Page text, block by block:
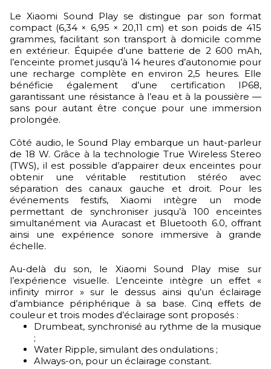
Le Xiaomi Sound Play se distingue par son format
compact (6,34 × 6,95 × 20,11 cm) et son poids de 415
grammes, facilitant son transport à domicile comme
en extérieur. Équipée d’une batterie de 2 600 mAh,
l’enceinte promet jusqu’à 14 heures d’autonomie pour
une recharge complète en environ 2,5 heures. Elle
bénéficie également d’une certification IP68,
garantissant une résistance à l’eau et à la poussière —
sans pour autant être conçue pour une immersion
prolongée.
Côté audio, le Sound Play embarque un haut-parleur
de 18 W. Grâce à la technologie True Wireless Stereo
(TWS), il est possible d’appairer deux enceintes pour
obtenir une véritable restitution stéréo avec
séparation des canaux gauche et droit. Pour les
événements festifs, Xiaomi intègre un mode
permettant de synchroniser jusqu’à 100 enceintes
simultanément via Auracast et Bluetooth 6.0, offrant
ainsi une expérience sonore immersive à grande
échelle.
Au-delà du son, le Xiaomi Sound Play mise sur
l’expérience visuelle. L’enceinte intègre un effet «
infinity mirror » sur le dessus ainsi qu’un éclairage
d’ambiance périphérique à sa base. Cinq effets de
couleur et trois modes d’éclairage sont proposés :
Drumbeat, synchronisé au rythme de la musique
;
Water Ripple, simulant des ondulations ;
Always-on, pour un éclairage constant.